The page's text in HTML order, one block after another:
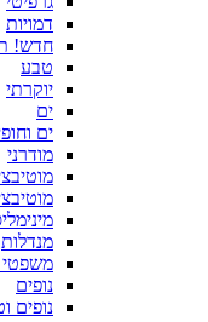
דמויות
חדש!
טבע
יוקרתי
ים
ים
מודרני
מנדלות
נופים
נופים